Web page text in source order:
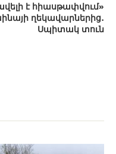
է հիասթափվում»
ղեկավարներից․
Սպիտակ տուն